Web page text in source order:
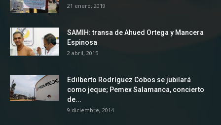
21 enero, 2019
SAMIH: transa de Ahued Ortega y Mancera
Espinosa
2 abril, 2015
Edilberto Rodríguez Cobos se jubilará
como jeque; Pemex Salamanca, concierto
de...
9 diciembre, 2014